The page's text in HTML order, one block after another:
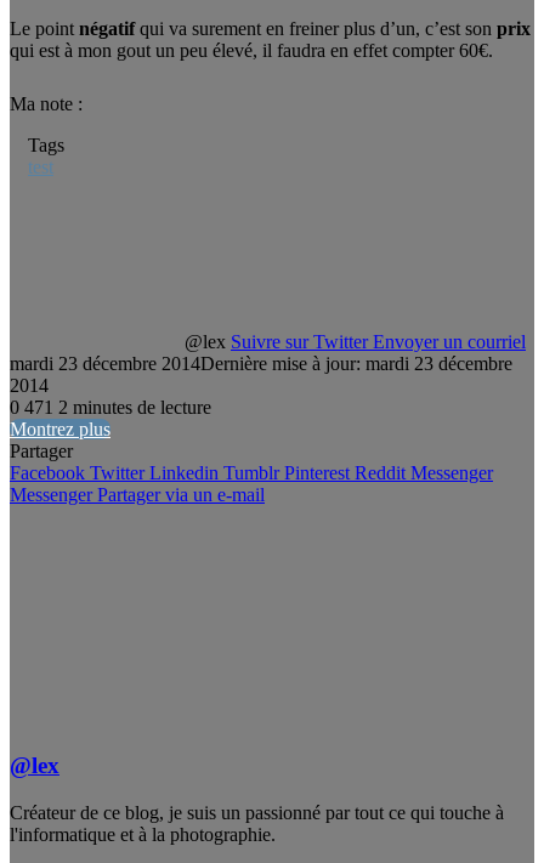
Le point négatifqui va surement en freiner plus d’un, c’est son prix
qui est à mon gout un peu élevé, il faudra en effet compter 60€.
Ma note :
Tags
test
@lex Suivre sur Twitter Envoyer un courriel
mardi 23 décembre 2014Dernière mise à jour: mardi 23 décembre
2014
0 471 2 minutes de lecture
Montrez plus
Partager
Facebook Twitter Linkedin Tumblr Pinterest Reddit Messenger
Messenger Partager via un e-mail
@lex
Créateur de ce blog, je suis un passionné par tout ce qui touche à
l'informatique et à la photographie.